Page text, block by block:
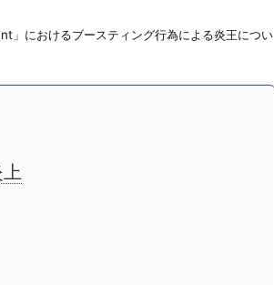
」におけるブースティング行為による炎王につい